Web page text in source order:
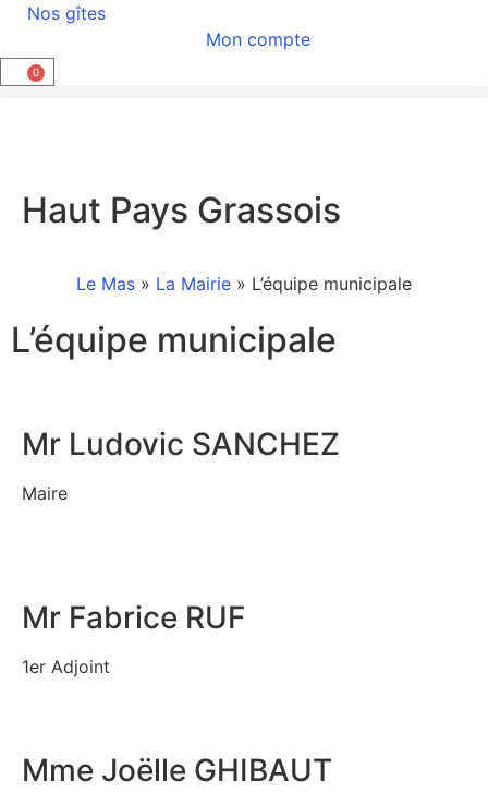
Nos gîtes
Mon compte
0
Haut Pays Grassois
Le Mas » La Mairie » L’équipe municipale
L’équipe municipale
Mr Ludovic SANCHEZ
Maire
Mr Fabrice RUF
1er Adjoint
Mme Joëlle GHIBAUT